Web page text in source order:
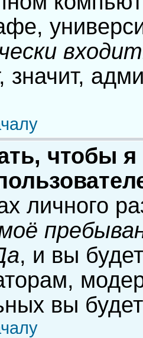
значит,
чтобы
личного
, и вы
вы